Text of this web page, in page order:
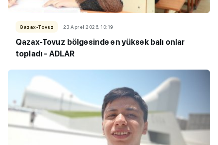
Qazax-Tovuz 23 Aprel 2026, 10:19
Qazax-Tovuz bölgəsində ən yüksək balı onlar
topladı - ADLAR